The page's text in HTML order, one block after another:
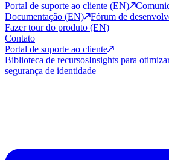
Portal de suporte ao cliente (EN)
Documentação (EN)
Fórum de
Fazer tour do produto (EN)
Contato
Portal de suporte ao cliente
Biblioteca de recursosInsights para
segurança de identidade